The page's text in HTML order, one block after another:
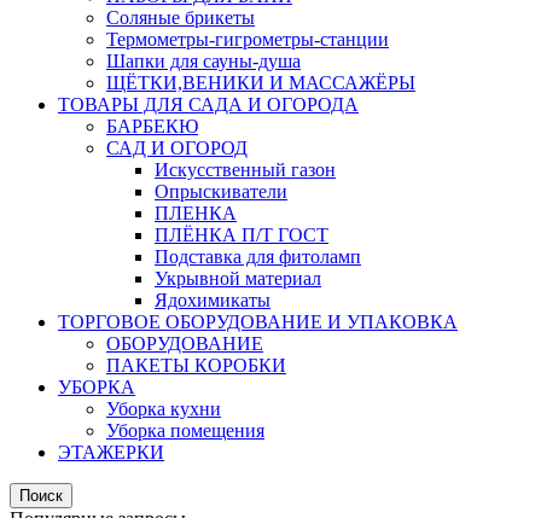
Соляные брикеты
Термометры-гигрометры-станции
Шапки для сауны-душа
ЩЁТКИ,ВЕНИКИ И МАССАЖЁРЫ
ТОВАРЫ ДЛЯ САДА И ОГОРОДА
БАРБЕКЮ
САД И ОГОРОД
Искусственный газон
Опрыскиватели
ПЛЕНКА
ПЛЁНКА П/Т ГОСТ
Подставка для фитоламп
Укрывной материал
Ядохимикаты
ТОРГОВОЕ ОБОРУДОВАНИЕ И УПАКОВКА
ОБОРУДОВАНИЕ
ПАКЕТЫ КОРОБКИ
УБОРКА
Уборка кухни
Уборка помещения
ЭТАЖЕРКИ
Поиск